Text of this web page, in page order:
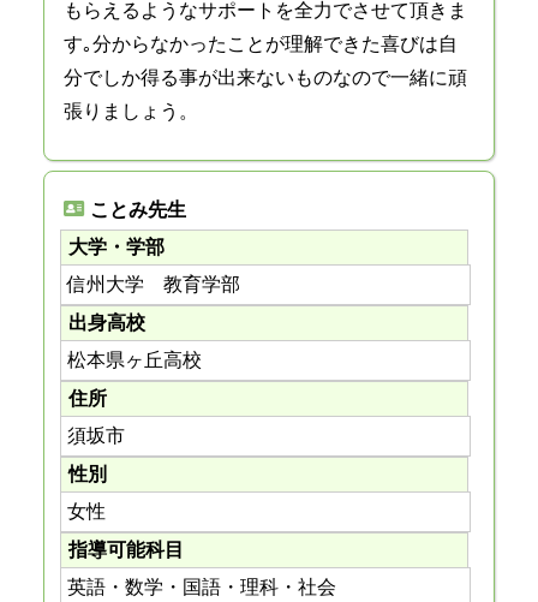
もらえるようなサポートを全力でさせて頂きま
す｡分からなかったことが理解できた喜びは自
分でしか得る事が出来ないものなので一緒に頑
張りましょう。
ことみ先生
大学・学部
信州大学 教育学部
出身高校
松本県ヶ丘高校
住所
須坂市
性別
女性
指導可能科目
英語・数学・国語・理科・社会